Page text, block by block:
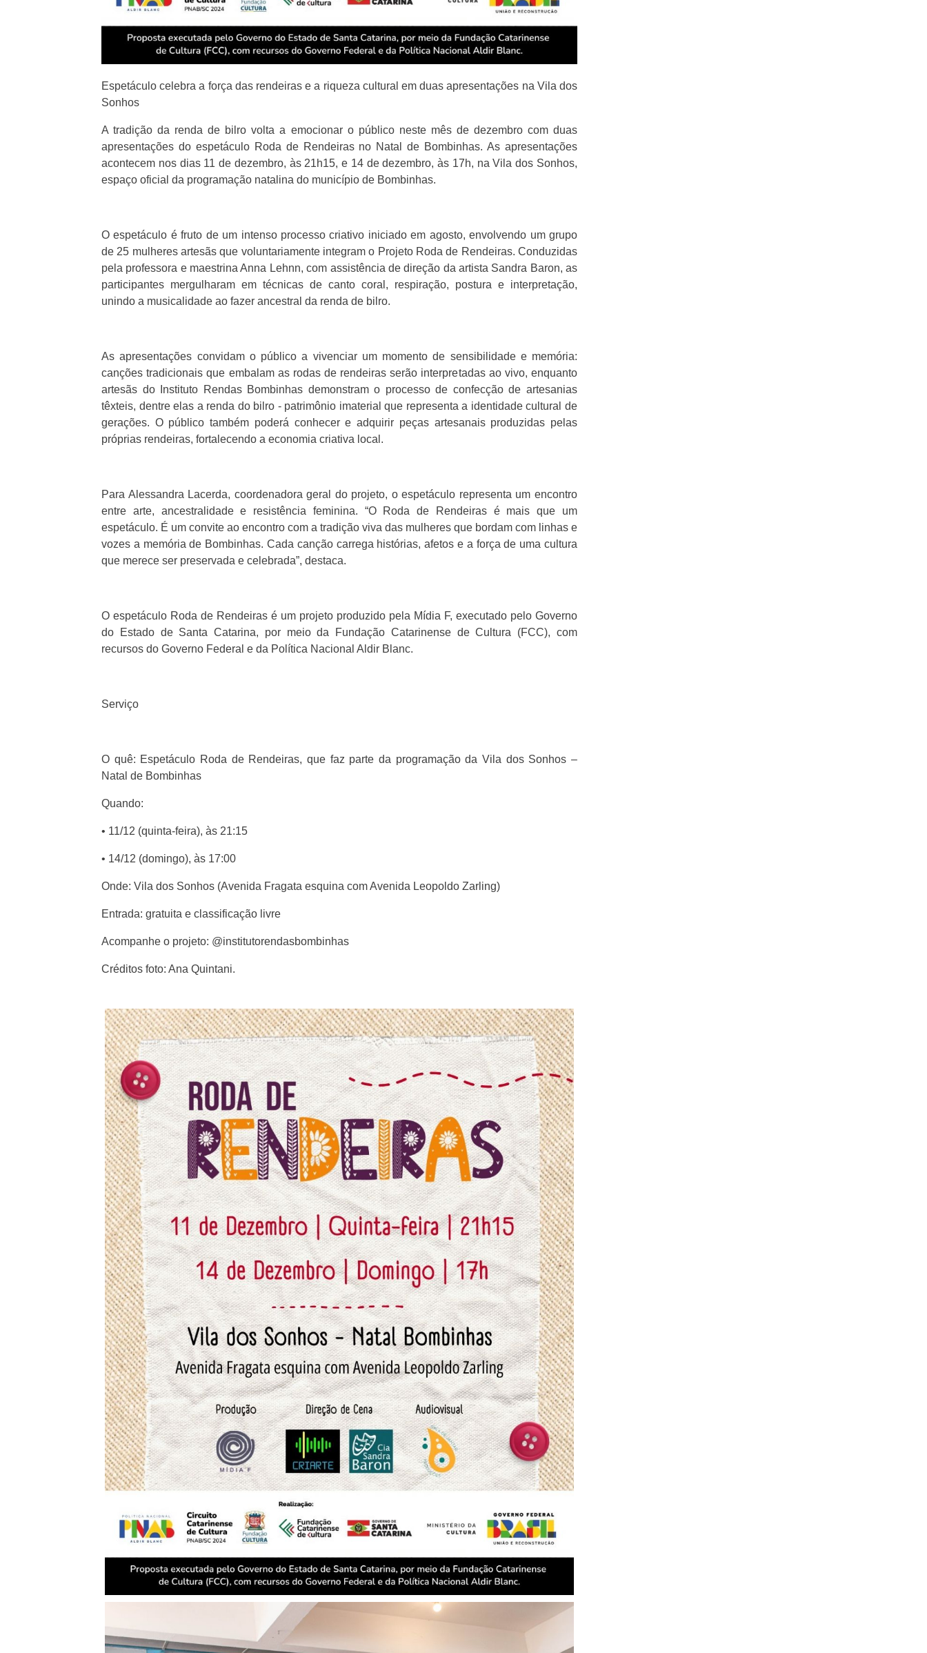
Espetáculo celebra a força das rendeiras e a riqueza cultural em duas apresentações na Vila dos
Sonhos
A tradição da renda de bilro volta a emocionar o público neste mês de dezembro com duas
apresentações do espetáculo Roda de Rendeiras no Natal de Bombinhas. As apresentações
acontecem nos dias 11 de dezembro, às 21h15, e 14 de dezembro, às 17h, na Vila dos Sonhos,
espaço oficial da programação natalina do município de Bombinhas.
O espetáculo é fruto de um intenso processo criativo iniciado em agosto, envolvendo um grupo
de 25 mulheres artesãs que voluntariamente integram o Projeto Roda de Rendeiras. Conduzidas
pela professora e maestrina Anna Lehnn, com assistência de direção da artista Sandra Baron, as
participantes mergulharam em técnicas de canto coral, respiração, postura e interpretação,
unindo a musicalidade ao fazer ancestral da renda de bilro.
As apresentações convidam o público a vivenciar um momento de sensibilidade e memória:
canções tradicionais que embalam as rodas de rendeiras serão interpretadas ao vivo, enquanto
artesãs do Instituto Rendas Bombinhas demonstram o processo de confecção de artesanias
têxteis, dentre elas a renda do bilro - patrimônio imaterial que representa a identidade cultural de
gerações. O público também poderá conhecer e adquirir peças artesanais produzidas pelas
próprias rendeiras, fortalecendo a economia criativa local.
Para Alessandra Lacerda, coordenadora geral do projeto, o espetáculo representa um encontro
entre arte, ancestralidade e resistência feminina. “O Roda de Rendeiras é mais que um
espetáculo. É um convite ao encontro com a tradição viva das mulheres que bordam com linhas e
vozes a memória de Bombinhas. Cada canção carrega histórias, afetos e a força de uma cultura
que merece ser preservada e celebrada”, destaca.
O espetáculo Roda de Rendeiras é um projeto produzido pela Mídia F, executado pelo Governo
do Estado de Santa Catarina, por meio da Fundação Catarinense de Cultura (FCC), com
recursos do Governo Federal e da Política Nacional Aldir Blanc.
Serviço
O quê: Espetáculo Roda de Rendeiras, que faz parte da programação da Vila dos Sonhos –
Natal de Bombinhas
Quando:
• 11/12 (quinta-feira), às 21:15
• 14/12 (domingo), às 17:00
Onde: Vila dos Sonhos (Avenida Fragata esquina com Avenida Leopoldo Zarling)
Entrada: gratuita e classificação livre
Acompanhe o projeto: @institutorendasbombinhas
Créditos foto: Ana Quintani.